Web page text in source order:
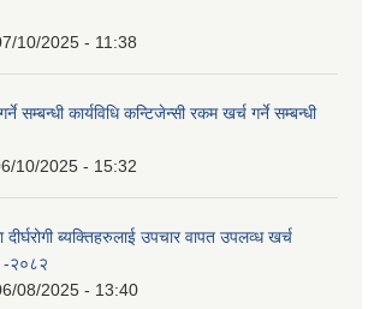
10/2025 - 11:38
सम्बन्धी कार्यविधि कन्टिजेन्सी रकम खर्च गर्ने सम्बन्धी
10/2025 - 15:32
ब्यक्तिहरुलाई उपचार वापत उपलव्ध खर्च
-२०८२
08/2025 - 13:40